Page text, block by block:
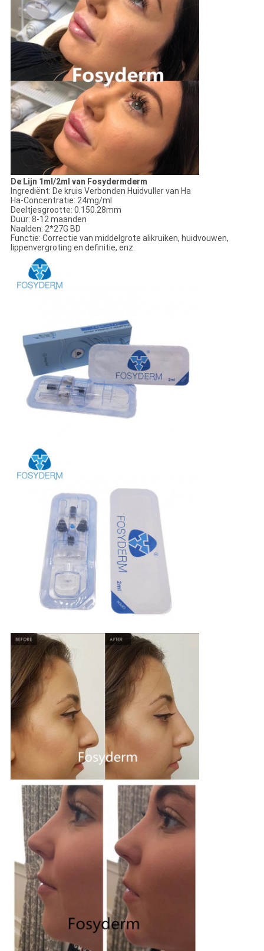
De Lijn 1ml/2ml van Fosydermderm
Ingrediënt: De kruis Verbonden Huidvuller van Ha
Ha-Concentratie: 24mg/ml
Deeltjesgrootte: 0.150.28mm
Duur: 8-12 maanden
Naalden: 2*27G BD
Functie: Correctie van middelgrote alikruiken, huidvouwen,
lippenvergroting en definitie, enz.